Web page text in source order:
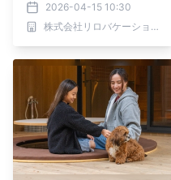
2026-04-15 10:30
株式会社リロバケーションズ